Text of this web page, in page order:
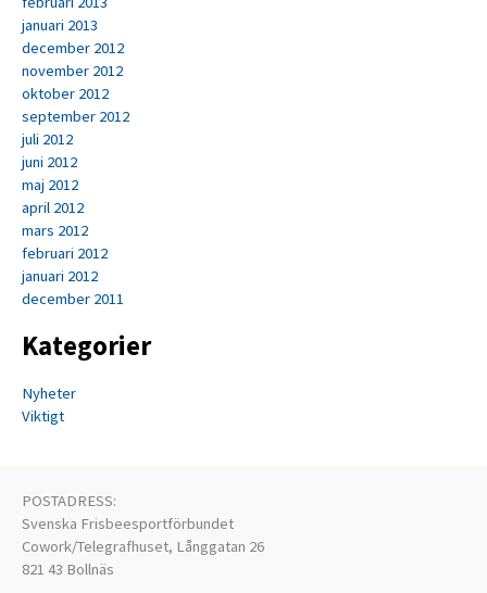
januari 2013
december 2012
november 2012
oktober 2012
september 2012
juli 2012
juni 2012
maj 2012
april 2012
mars 2012
februari 2012
januari 2012
december 2011
Kategorier
Nyheter
Viktigt
POSTADRESS:
Svenska Frisbeesportförbundet
Cowork/Telegrafhuset, Långgatan 26
821 43 Bollnäs